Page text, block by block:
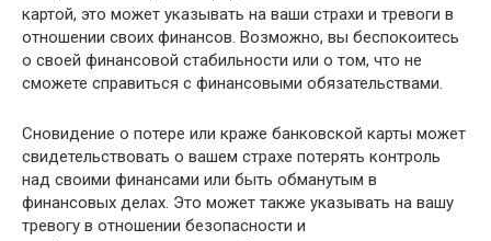
картой, это может указывать на ваши страхи и тревоги в
отношении своих финансов. Возможно, вы беспокоитесь
о своей финансовой стабильности или о том, что не
сможете справиться с финансовыми обязательствами.
Сновидение о потере или краже банковской карты может
свидетельствовать о вашем страхе потерять контроль
над своими финансами или быть обманутым в
финансовых делах. Это может также указывать на вашу
тревогу в отношении безопасности и